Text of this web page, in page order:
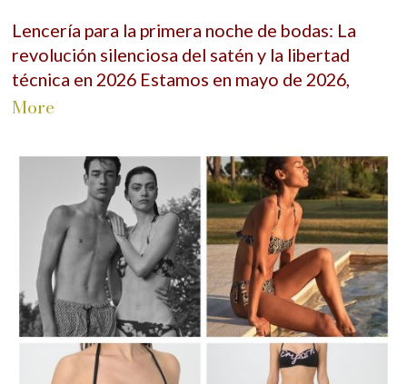
Lencería para la primera noche de bodas: La
revolución silenciosa del satén y la libertad
técnica en 2026 Estamos en mayo de 2026,
More